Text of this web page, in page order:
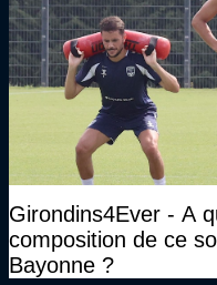
Girondins4Ever - A
composition de ce
Bayonne ?